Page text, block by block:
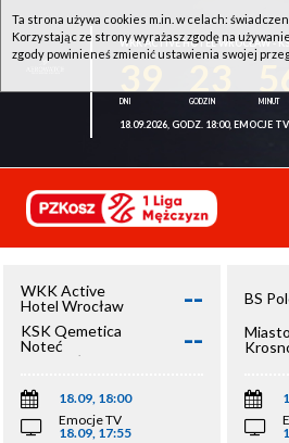
WKK ACTIVE HOTEL WROCŁAW -
18.09.2026, GODZ. 18:00, EMOCJE TV
WKK Active
Hotel Wrocław
--
KSK Qemetica
Noteć
Inowrocław
--
18.09, 18:00
Emocje TV
18.09, 17:55
BS
Ta strona używa cookies m.in. w celach:
Korzystając ze strony wyrażasz zgodę na
zgody powinieneś zmienić ustawienia swojej